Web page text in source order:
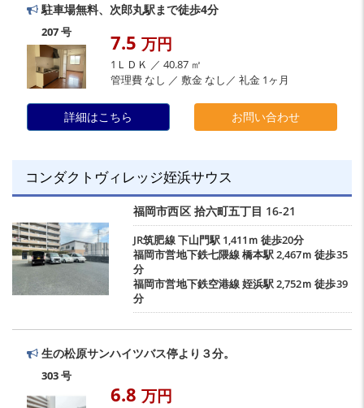
駐車場無料、次郎丸駅まで徒歩4分
207 号 7.5 万円
1ＬＤＫ ／ 40.87 ㎡
管理費 なし ／ 敷金 なし／ 礼金 1ヶ月
詳細はこちら お問い合わせ
コンダクトヴィレッジ姪浜サウス
福岡市西区 拾六町五丁目 16-21
JR筑肥線下山門駅1,411ｍ 徒歩20分
福岡市営地下鉄七隈線橋本駅2,467ｍ 徒歩35
分
福岡市営地下鉄空港線姪浜駅2,752ｍ 徒歩39
分
生の松原サンハイツバス停より３分。
303 号
6.8 万円